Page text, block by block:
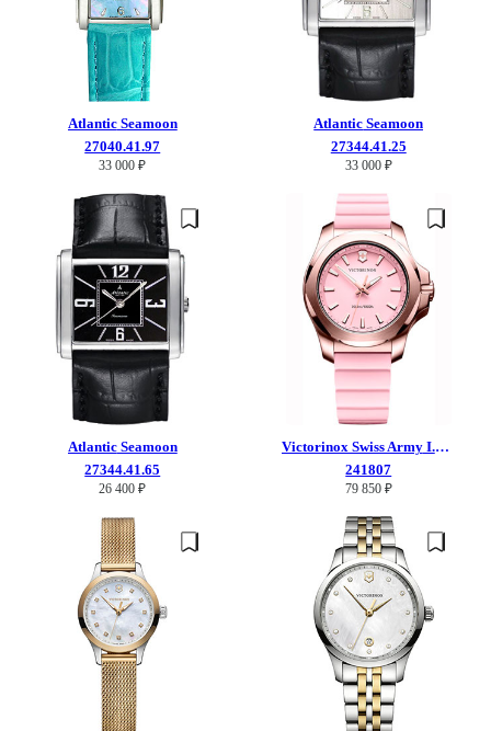
AtlanticSeamoon
27040.41.97
33 000 ₽
Atlantic Seamoon
27344.41.25
33 000 ₽
AtlanticSeamoon
27344.41.65
26 400 ₽
Victorinox Swiss ArmyI.N.O.X. V
241807
79 850 ₽